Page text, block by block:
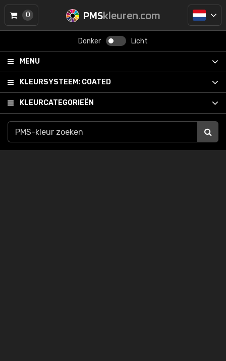
PMSkleuren.com
Donker Licht
MENU
KLEURSYSTEEM: COATED
KLEURCATEGORIEËN
0